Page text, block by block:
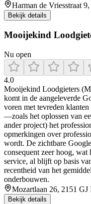
Harman de Vriesstraat
Bekijk details
Mooijekind
Nu open
4.0
Mooijekind Loodgieters
komt in de aangeleverde
voren met tevreden
—zoals het oplossen van
ander project) het
opmerkingen over
wordt. De zichtbare
consequent zeer hoog,
service, al blijft op basis
recentheid van het
onderbouwen.
Mozartlaan 26, 2151
Bekijk details